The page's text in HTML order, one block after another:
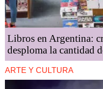
Libros en Argentina:
desploma la cantidad
ARTE Y CULTURA